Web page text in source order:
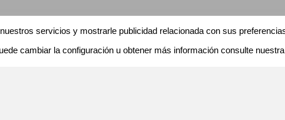
servicios y mostrarle publicidad relacionada con sus
cambiar la configuración u obtener más información consulte